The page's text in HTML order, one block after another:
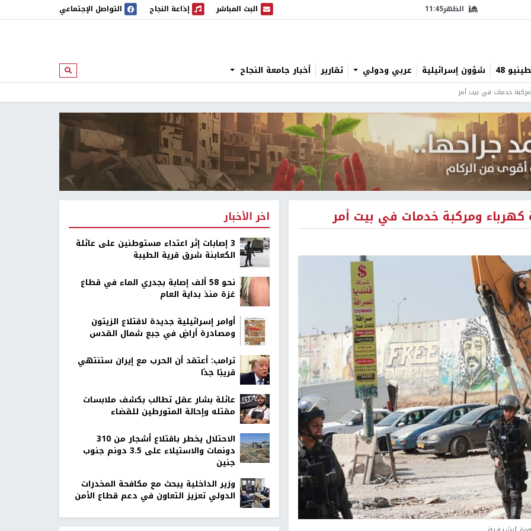
الظهر11:45 البث المباشر
البث المباشر إذاعة النجاح
إذاعة النجاح التواصل الإجتماعي
48 شؤون إسرائيلية عربي ودولي تقارير أخبار جامعة النجاح ابحث
خدمات في بيت أمر
كهرباء ومركبة خدمات في بيت أمر اخر الأخبار
‏3 إصابات إثر اعتداء مستوطنين على عائلة
الكعابنة شرق قرية الطيبة
نحو 58 ألف إصابة بجدري الماء في قطاع
غزة منذ بداية العام
أوامر إسرائيلية جديدة لاقتلاع الزيتون
ومصادرة أراضٍ في جبع شمال القدس
ترامب: أعتقد أن الحرب مع إيران ستنتهي
قريبًا جدًا
عائلة بشار عقل تطالب بكشف ملابسات
مقتله وإحالة المتورطين للقضاء
الاحتلال يخطر باقتلاع أشجار من 310
دونمات والاستيلاء على 3.5 دونم جنوب
جنين
وزير الداخلية يبحث مع مكافحة المخدرات
الدولي تعزيز التعاون في دعم قطاع الأمن